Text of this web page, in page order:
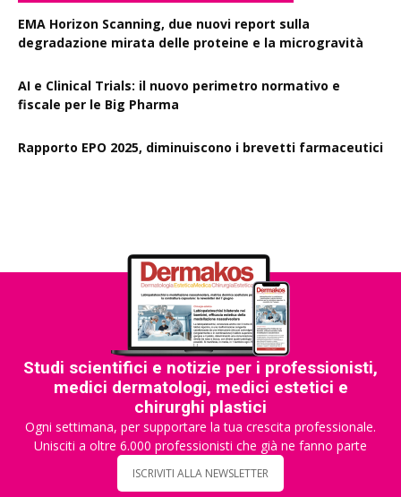
EMA Horizon Scanning, due nuovi report sulla
degradazione mirata delle proteine e la microgravità
AI e Clinical Trials: il nuovo perimetro normativo e
fiscale per le Big Pharma
Rapporto EPO 2025, diminuiscono i brevetti farmaceutici
Studi scientifici e notizie per i professionisti,
medici dermatologi, medici estetici e
chirurghi plastici
Ogni settimana, per supportare la tua crescita professionale.
Unisciti a oltre 6.000 professionisti che già ne fanno parte
ISCRIVITI ALLA NEWSLETTER